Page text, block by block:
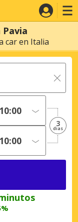
Pavia
car en Italia
3
dias